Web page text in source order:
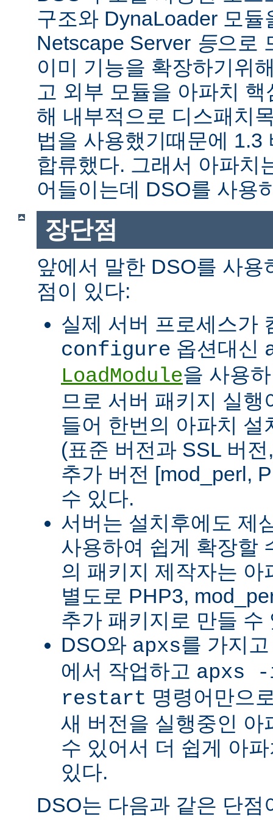
구조와 DynaLoader 모듈
Netscape Server 등으로
이미 기능을 확장하기위
고 외부 모듈을 아파치
해 내부적으로 디스패치
법을 사용했기때문에 1.3
합류했다. 그래서 아파치
어들이는데 DSO를 사용
장단점
앞에서 말한 DSO를 사
점이 있다:
실제 서버 프로세스가
configure 옵션대신
LoadModule을 사용
므로 서버 패키지 실행
들어 한번의 아파치 설
(표준 버전과 SSL 버
추가 버전 [mod_perl,
수 있다.
서버는 설치후에도 제
사용하여 쉽게 확장할
의 패키지 제작자는 아
별도로 PHP3,
추가 패키지로 만들 수
DSO와 apxs를 가지
에서 작업하고 apxs
restart 명령어만으
새 버전을 실행중인 아
수 있어서 더 쉽게 아
있다.
DSO는 다음과 같은 단점